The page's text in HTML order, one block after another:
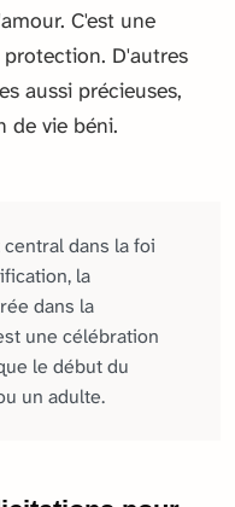
C'est une
D'autres
aussi précieuses,
de vie béni.
dans la foi
la
dans la
une célébration
le début du
un adulte.